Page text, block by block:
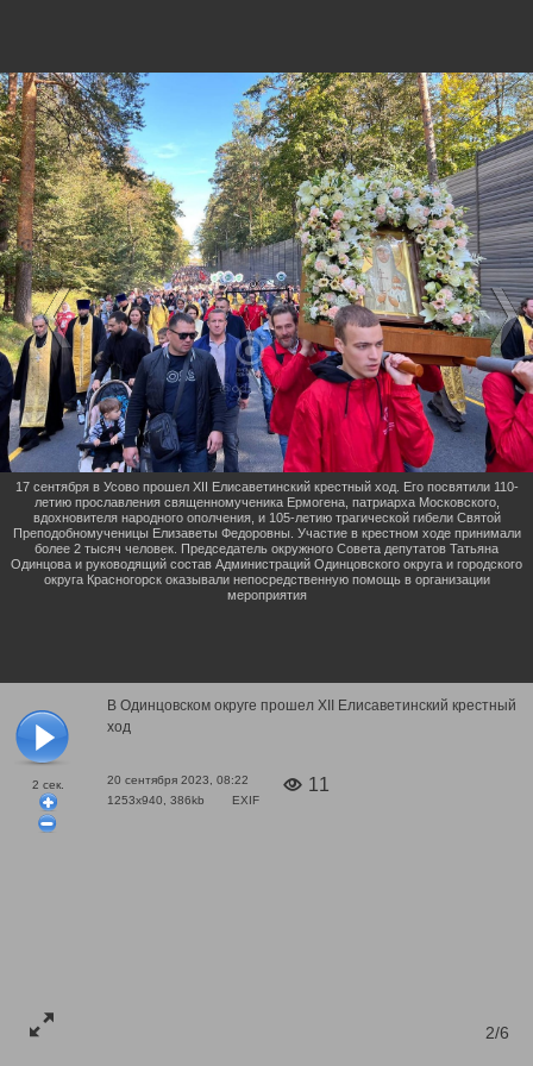
2 сек.
В Одинцовском округе прошел XII Елисаветинский крестный
ход
20 сентября 2023, 08:22
1253x940, 386kb
EXIF
11
2/6
17 сентября в Усово прошел XII Елисаветинский крестный ход. Его посвятили 110-
летию прославления священномученика Ермогена, патриарха Московского,
вдохновителя народного ополчения, и 105-летию трагической гибели Святой
Преподобномученицы Елизаветы Федоровны. Участие в крестном ходе принимали
более 2 тысяч человек. Председатель окружного Совета депутатов Татьяна
Одинцова и руководящий состав Администраций Одинцовского округа и городского
округа Красногорск оказывали непосредственную помощь в организации
мероприятия